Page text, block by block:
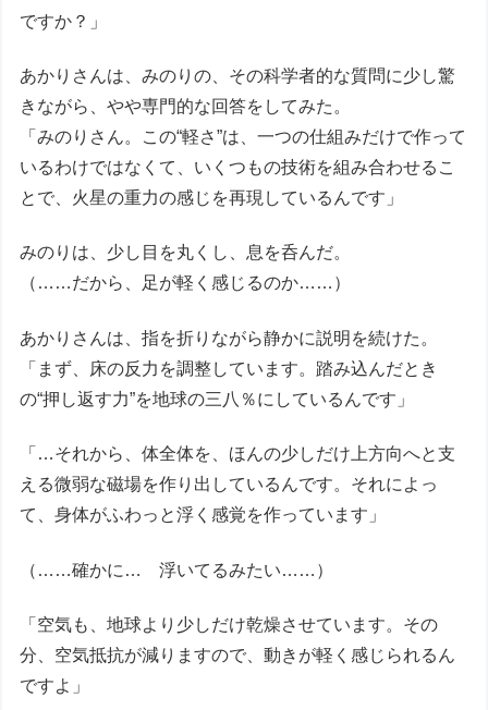
ですか？」
あかりさんは、みのりの、その科学者的な質問に少し驚
きながら、やや専門的な回答をしてみた。
「みのりさん。この“軽さ”は、一つの仕組みだけで作って
いるわけではなくて、いくつもの技術を組み合わせるこ
とで、火星の重力の感じを再現しているんです」
みのりは、少し目を丸くし、息を呑んだ。
（……だから、足が軽く感じるのか……）
あかりさんは、指を折りながら静かに説明を続けた。
「まず、床の反力を調整しています。踏み込んだとき
の“押し返す力”を地球の三八％にしているんです」
「…それから、体全体を、ほんの少しだけ上方向へと支
える微弱な磁場を作り出しているんです。それによっ
て、身体がふわっと浮く感覚を作っています」
（……確かに… 浮いてるみたい……）
「空気も、地球より少しだけ乾燥させています。その
分、空気抵抗が減りますので、動きが軽く感じられるん
ですよ」